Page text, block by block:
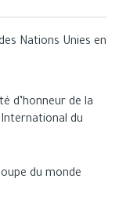
enregistrées en
détruisant des
l'Afghanistan
Nations Unies en
d’honneur de la
du
du monde